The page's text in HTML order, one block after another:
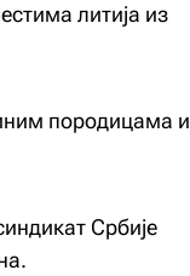
литија из
породицама и
Србије